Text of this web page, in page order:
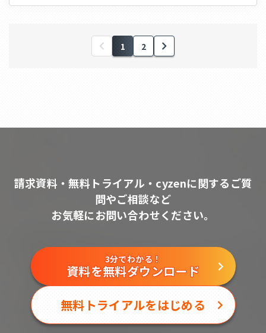
1 2
請求資料・無料トライアル・cyzenに関するご質
問やご相談など
お気軽にお問い合わせください。
3分でわかる！
資料を無料ダウンロード
無料トライアルをはじめる